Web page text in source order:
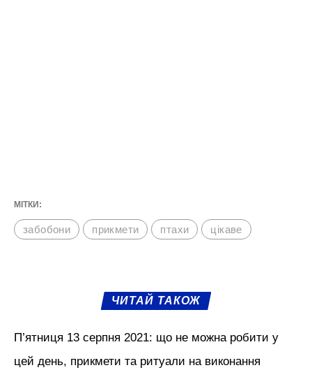
МІТКИ:
забобони прикмети птахи цікаве
ЧИТАЙ ТАКОЖ
П’ятниця 13 серпня 2021: що не можна робити у
цей день, прикмети та ритуали на виконання